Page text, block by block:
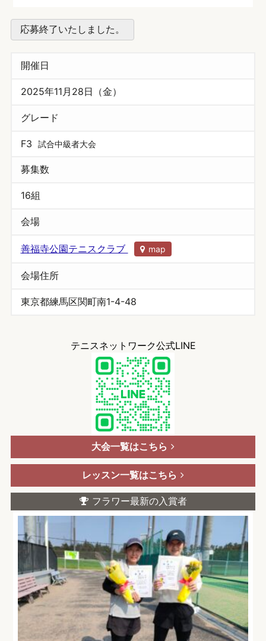
応募終了いたしました。
開催日
2025年11月28日（金）
グレード
F3 試合中級者大会
募集数
16組
会場
善福寺公園テニスクラブ map
会場住所
東京都練馬区関町南1-4-48
テニスネットワーク公式LINE
大会一覧はこちら
レッスン一覧はこちら
フラワー最新の入賞者